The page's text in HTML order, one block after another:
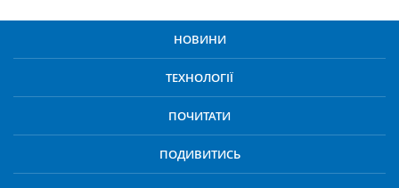
НОВИНИ
ТЕХНОЛОГІЇ
ПОЧИТАТИ
ПОДИВИТИСЬ